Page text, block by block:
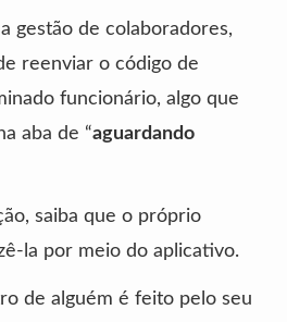
gestão de colaboradores,
reenviar o código de
funcionário, algo que
aba de “aguardando
saiba que o próprio
la por meio do aplicativo.
de alguém é feito pelo seu